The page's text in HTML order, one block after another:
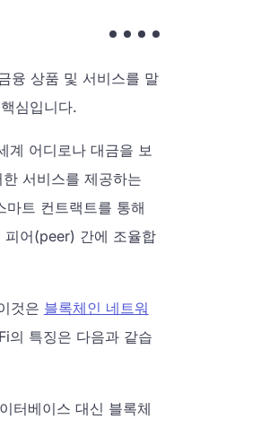
융 상품 및 서비스를 말
심입니다.
계 어디로나 대금을 보
서비스를 제공하는
트 컨트랙트를 통해
피어(peer) 간에 조율합
것은 블록체인 네트워
의 특징은 다음과 같습
터베이스 대신 블록체